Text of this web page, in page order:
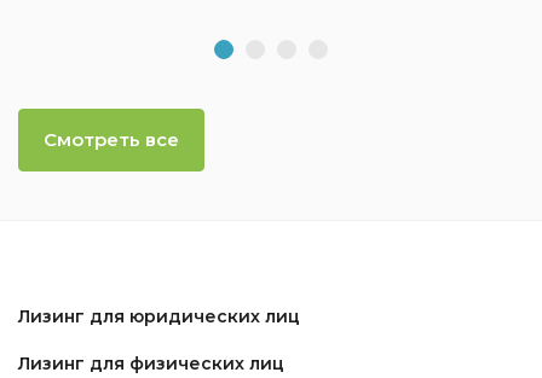
Смотреть все
Лизинг для юридических лиц
Лизинг для физических лиц